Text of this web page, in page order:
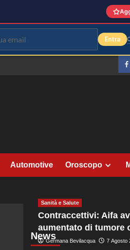
Automotive Oroscopo
News
Sanità e Salute
Contraccettivi: Aifa
aumentato di tumore
Germana Bevilacqua 7 Agosto
Entra